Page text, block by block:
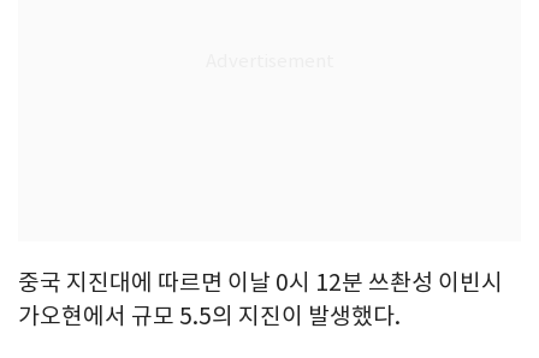
중국 지진대에 따르면 이날 0시 12분 쓰촨성 이빈시
가오현에서 규모 5.5의 지진이 발생했다.